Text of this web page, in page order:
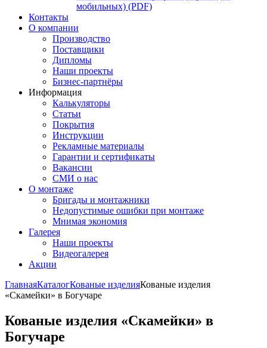
мобильных) (PDF)
Контакты
О компании
Производство
Поставщики
Дипломы
Наши проекты
Бизнес-партнёры
Информация
Калькуляторы
Статьи
Покрытия
Инструкции
Рекламные материалы
Гарантии и сертификаты
Вакансии
СМИ о нас
О монтаже
Бригады и монтажники
Недопустимые ошибки при монтаже
Мнимая экономия
Галерея
Наши проекты
Видеогалерея
Акции
ГлавнаяКаталогКованые изделияКованые изделия
«Скамейки» в Богучаре
Кованые изделия «Скамейки» в
Богучаре